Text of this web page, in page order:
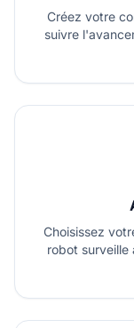
Créez votre
suivre
Choisissez
robot surveille